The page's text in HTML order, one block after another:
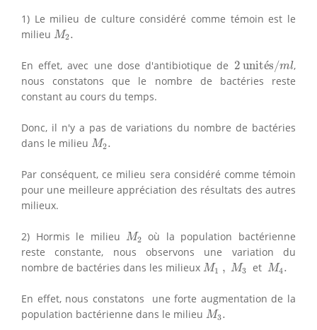
1) Le milieu de culture considéré comme témoin est le
milieu M2.
M2
En effet, avec une dose d'antibiotique de 2 unités/ml
2 unités/ ml,
nous constatons que le nombre de bactéries reste
constant au cours du temps.
Donc, il n'y a pas de variations du nombre de bactéries
dans le milieu M2.
M2
Par conséquent, ce milieu sera considéré comme témoin
pour une meilleure appréciation des résultats des autres
milieux.
2) Hormis le milieuM2
M2
où la population bactérienne
reste constante, nous observons une variation du
nombre de bactéries dans les milieux M1 , M3
M1 M3 et M4.
M4
En effet, nous constatons une forte augmentation de la
population bactérienne dans le milieu M3.
M3